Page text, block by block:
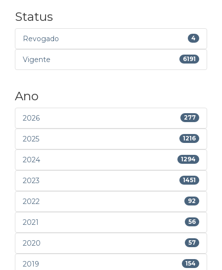
Status
Revogado 4
Vigente 6191
Ano
2026 277
2025 1216
2024 1294
2023 1451
2022 92
2021 56
2020 57
2019 154